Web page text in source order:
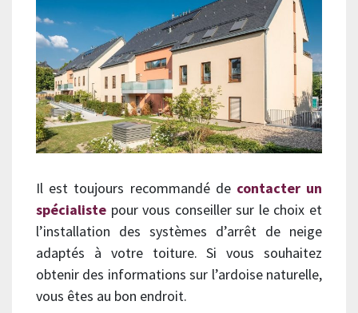
Il est toujours recommandé de contacter un
spécialiste pour vous conseiller sur le choix et
l’installation des systèmes d’arrêt de neige
adaptés à votre toiture. Si vous souhaitez
obtenir des informations sur l’ardoise naturelle,
vous êtes au bon endroit.